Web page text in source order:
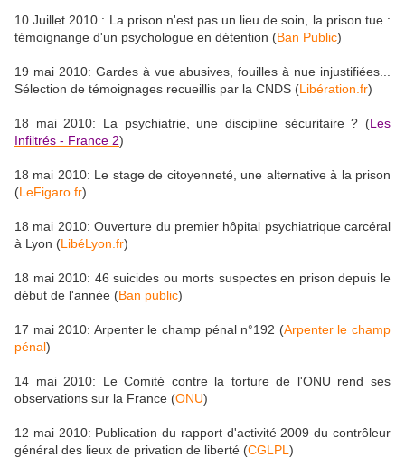
10 Juillet 2010 : La prison n'est pas un lieu de soin, la prison tue :
témoignange d'un psychologue en détention (Ban Public)
19 mai 2010: Gardes à vue abusives, fouilles à nue injustifiées...
Sélection de témoignages recueillis par la CNDS (Libération.fr)
18 mai 2010: La psychiatrie, une discipline sécuritaire ? (Les
Infiltrés - France 2)
18 mai 2010: Le stage de citoyenneté, une alternative à la prison
(LeFigaro.fr)
18 mai 2010: Ouverture du premier hôpital psychiatrique carcéral
à Lyon (LibéLyon.fr)
18 mai 2010: 46 suicides ou morts suspectes en prison depuis le
début de l'année (Ban public)
17 mai 2010: Arpenter le champ pénal n°192 (Arpenter le champ
pénal)
14 mai 2010: Le Comité contre la torture de l'ONU rend ses
observations sur la France (ONU)
12 mai 2010: Publication du rapport d'activité 2009 du contrôleur
général des lieux de privation de liberté (CGLPL )